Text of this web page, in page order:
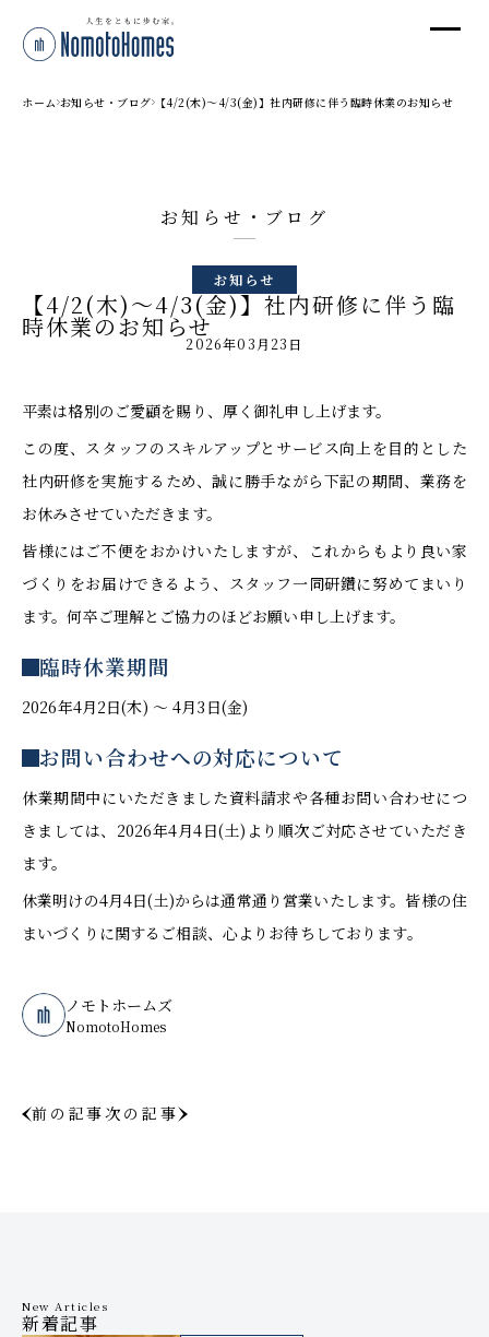
ホーム お知らせ・ブログ 【4/2(木)〜4/3(金)】社内研修に伴う臨時休業のお知らせ
お知らせ・ブログ
お知らせ
【4/2(木)〜4/3(金)】社内研修に伴う臨
時休業のお知らせ
2026年03月23日
平素は格別のご愛顧を賜り、厚く御礼申し上げます。
この度、スタッフのスキルアップとサービス向上を目的とした
社内研修を実施するため、誠に勝手ながら下記の期間、業務を
お休みさせていただきます。
皆様にはご不便をおかけいたしますが、これからもより良い家
づくりをお届けできるよう、スタッフ一同研鑽に努めてまいり
ます。何卒ご理解とご協力のほどお願い申し上げます。
臨時休業期間
2026年4月2日(木) 〜 4月3日(金)
お問い合わせへの対応について
休業期間中にいただきました資料請求や各種お問い合わせにつ
きましては、2026年4月4日(土)より順次ご対応させていただき
ます。
休業明けの4月4日(土)からは通常通り営業いたします。皆様の住
まいづくりに関するご相談、心よりお待ちしております。
ノモトホームズ
NomotoHomes
前の記事次の記事
New Articles
新着記事